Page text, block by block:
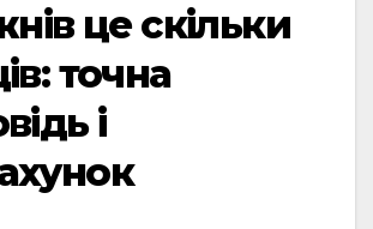
це скільки
точна
і